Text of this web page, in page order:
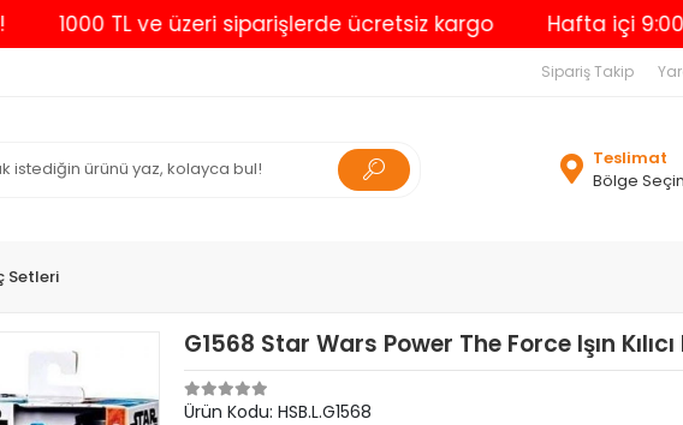
TL ve üzeri siparişlerde ücretsiz kargo Hafta içi 9:00'a
Sipariş Takip
Teslimat
Bölge Seçin
Setleri
G1568 Star Wars Power The Force Işın
Ürün Kodu: HSB.L.G1568